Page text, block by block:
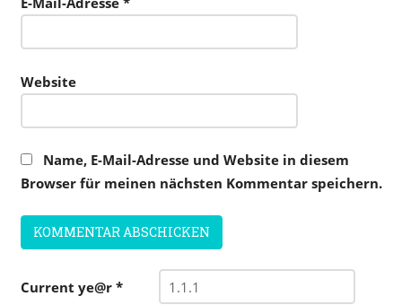
Website
Name, E-Mail-Adresse und Website in diesem
Browser für meinen nächsten Kommentar speichern.
Current ye@r *